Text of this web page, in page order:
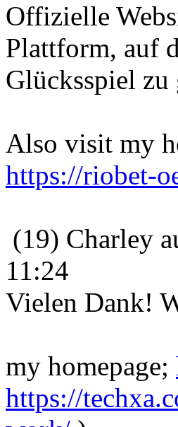
Offizielle
Plattform, auf
Glücksspiel zu
Also visit my
https://riobet-
(19) Charley
11:24
Vielen Dank!
my homepage;
https://